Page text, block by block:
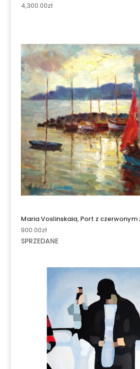
4,300.00zł
Maria Voslinskaia, Port z czerwonym
900.00zł
SPRZEDANE